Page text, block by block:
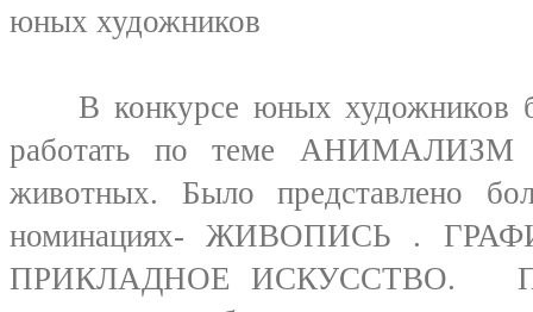
юных художников
В конкурсе юных художников
работать по теме АНИМАЛИЗМ
животных. Было представлено
номинациях- ЖИВОПИСЬ .
ПРИКЛАДНОЕ ИСКУССТВО.